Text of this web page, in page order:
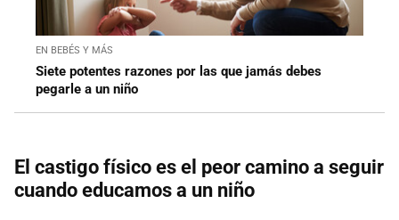
EN BEBÉS Y MÁS
Siete potentes razones por las que jamás debes
pegarle a un niño
El castigo físico es el peor camino a seguir
cuando educamos a un niño